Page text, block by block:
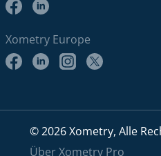
Xometry Europe
© 2026 Xometry, Alle
Über Xometry Pro